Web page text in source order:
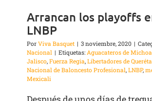
Arrancan los playoffs
LNBP
PorViva Basquet | 3 noviembre, 2020 |
Nacional | Etiquetas: Aguacateros de
Jalisco,Fuerza Regia,Libertadores de
Nacional de Baloncesto Profesional,LNBP,
Mexicali